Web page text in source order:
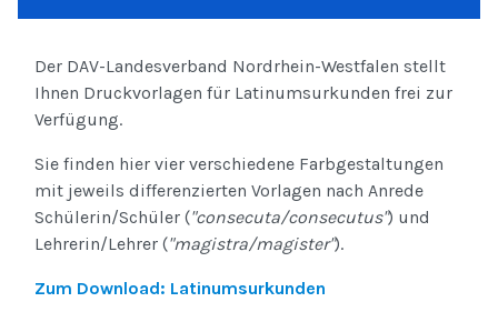
Der DAV-Landesverband Nordrhein-Westfalen stellt
Ihnen Druckvorlagen für Latinumsurkunden frei zur
Verfügung.
Sie finden hier vier verschiedene Farbgestaltungen
mit jeweils differenzierten Vorlagen nach Anrede
Schülerin/Schüler ("consecuta/consecutus") und
Lehrerin/Lehrer ("magistra/magister").
Zum Download: Latinumsurkunden